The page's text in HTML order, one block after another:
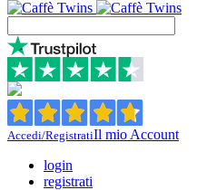
Accedi/RegistratiIl mio Account
login
registrati